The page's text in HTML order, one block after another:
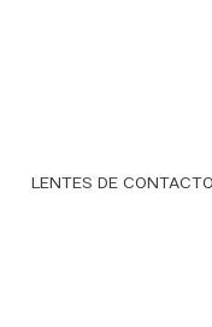
LENTES DE CONTACTO